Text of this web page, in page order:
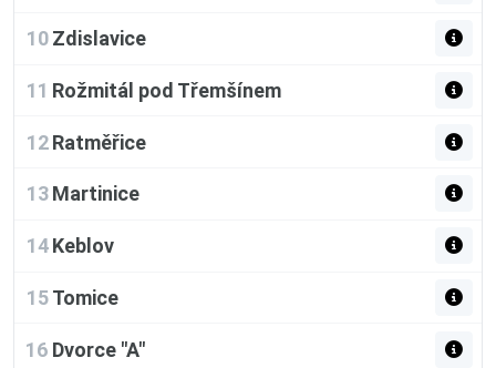
10 Zdislavice
11 Rožmitál pod Třemšínem
12 Ratměřice
13 Martinice
14 Keblov
15 Tomice
16 Dvorce "A"